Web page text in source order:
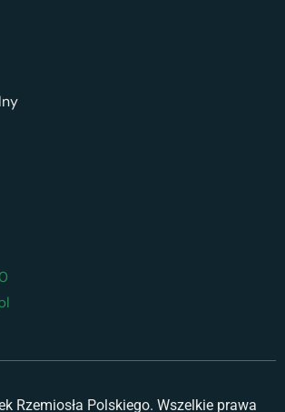
Rzemiosła Polskiego. Wszelkie prawa